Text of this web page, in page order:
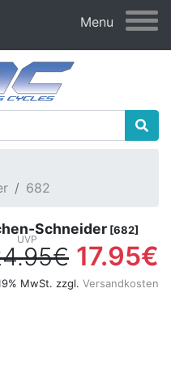
Menu
682
Schneider [682]
17.95€
MwSt. zzgl. Versandkosten